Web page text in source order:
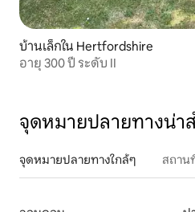
บ้านเล็กใน Hertfordshire
อายุ 300 ปี ระดับ II
จุดหมายปลายทางน่า
จุดหมายปลายทางใกล้ๆ สถาน